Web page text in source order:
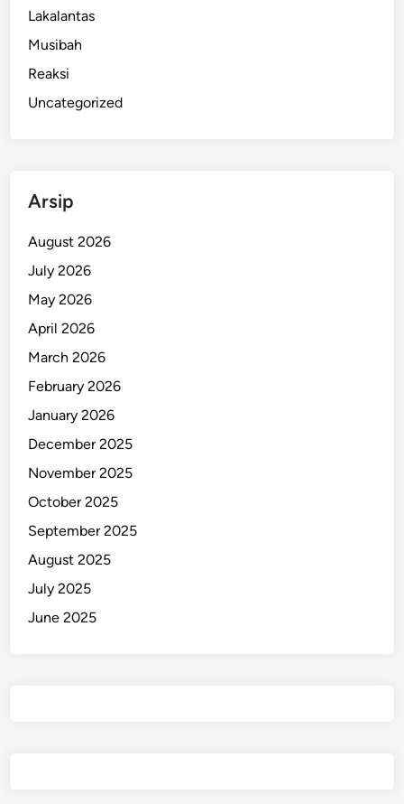
Lakalantas
Musibah
Reaksi
Uncategorized
Arsip
August 2026
July 2026
May 2026
April 2026
March 2026
February 2026
January 2026
December 2025
November 2025
October 2025
September 2025
August 2025
July 2025
June 2025